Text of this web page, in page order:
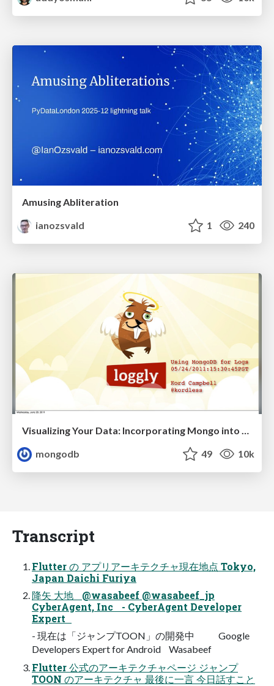
Amusing Abliteration
ianozsvald
1 240
mongodb
49 10k
Transcript
Flutter の アプリアーキテクチャ現在地点 Tokyo,
Japan Daichi Furiya
降矢 大地 @wasabeef @wasabeef_jp
CyberAgent, Inc - CyberAgent Developer
Expert
- 現在は「ジャンプTOON」の開発中 Google
Developers Expert for Android Wasabeef
Flutter 公式のアーキテクチャページ ジャンプ
TOON のアーキテクチャ 最後に一言 今日話すこと